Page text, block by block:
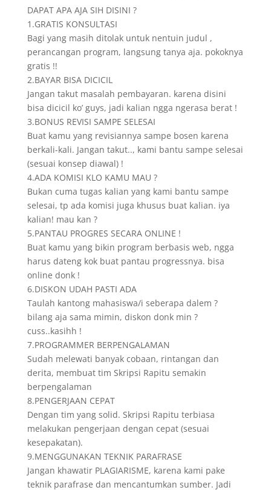
DAPAT APA AJA SIH DISINI ?
1.GRATIS KONSULTASI
Bagi yang masih ditolak untuk nentuin judul ,
perancangan program, langsung tanya aja. pokoknya
gratis !!
2.BAYAR BISA DICICIL
Jangan takut masalah pembayaran. karena disini
bisa dicicil ko’ guys, jadi kalian ngga ngerasa berat !
3.BONUS REVISI SAMPE SELESAI
Buat kamu yang revisiannya sampe bosen karena
berkali-kali. Jangan takut.., kami bantu sampe selesai
(sesuai konsep diawal) !
4.ADA KOMISI KLO KAMU MAU ?
Bukan cuma tugas kalian yang kami bantu sampe
selesai, tp ada komisi juga khusus buat kalian. iya
kalian! mau kan ?
5.PANTAU PROGRES SECARA ONLINE !
Buat kamu yang bikin program berbasis web, ngga
harus dateng kok buat pantau progressnya. bisa
online donk !
6.DISKON UDAH PASTI ADA
Taulah kantong mahasiswa/i seberapa dalem ?
bilang aja sama mimin, diskon donk min ?
cuss..kasihh !
7.PROGRAMMER BERPENGALAMAN
Sudah melewati banyak cobaan, rintangan dan
derita, membuat tim Skripsi Rapitu semakin
berpengalaman
8.PENGERJAAN CEPAT
Dengan tim yang solid. Skripsi Rapitu terbiasa
melakukan pengerjaan dengan cepat (sesuai
kesepakatan).
9.MENGGUNAKAN TEKNIK PARAFRASE
Jangan khawatir PLAGIARISME, karena kami pake
teknik parafrase dan mencantumkan sumber. Jadi